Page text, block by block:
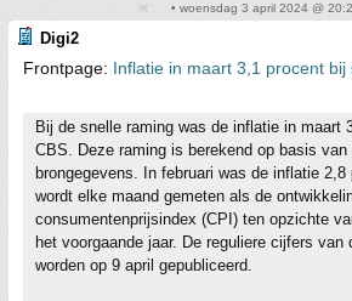
• woensdag 3 april 2024 @
Digi2
Frontpage: Inflatie in maart 3,1 procent bij
Bij de snelle raming was de inflatie in maart
CBS. Deze raming is berekend op basis van
brongegevens. In februari was de inflatie
wordt elke maand gemeten als de
consumentenprijsindex (CPI) ten opzichte
het voorgaande jaar. De reguliere cijfers van
worden op 9 april gepubliceerd.